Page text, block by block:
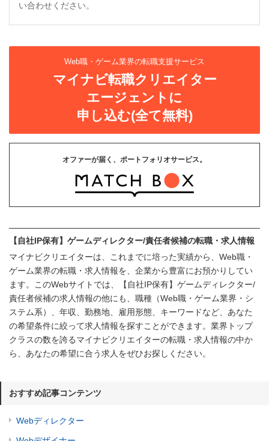
い合わせください。
Web職・ゲーム業界の転職支援サービス
マイナビ転職クリエイター
エージェントに
申し込む(全て無料)
オファーが届く、ポートフォリオサービス。
【自社IP保有】ゲームディレクター/責任者候補の転職・求人情報
マイナビクリエイターは、これまでに培った実績から、Web職・
ゲーム業界の転職・求人情報を、企業から豊富にお預かりしてい
ます。このWebサイトでは、【自社IP保有】ゲームディレクター/
責任者候補の求人情報の他にも、職種（Web職・ゲーム業界・シ
ステム系）、年収、勤務地、雇用形態、キーワードなど、あなた
の希望条件に絞って求人情報を探すことができます。業界トップ
クラスの数を誇るマイナビクリエイターの転職・求人情報の中か
ら、あなたの希望に合う求人をぜひお探しください。
おすすめ記事コンテンツ
Webディレクター